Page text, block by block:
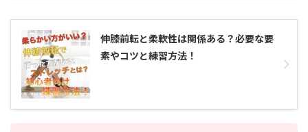
伸膝前転と柔軟性は関係ある？必要な要
素やコツと練習方法！